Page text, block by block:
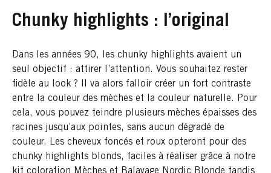
Chunky highlights : l’original
Dans les années 90, les chunky highlights avaient un
seul objectif : attirer l’attention. Vous souhaitez rester
fidèle au look ? Il va alors falloir créer un fort contraste
entre la couleur des mèches et la couleur naturelle. Pour
cela, vous pouvez teindre plusieurs mèches épaisses des
racines jusqu’aux pointes, sans aucun dégradé de
couleur. Les cheveux foncés et roux opteront pour des
chunky highlights blonds, faciles à réaliser grâce à notre